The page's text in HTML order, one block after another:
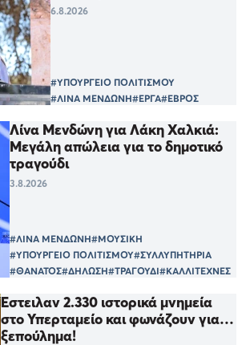
6.8.2026
#ΥΠΟΥΡΓΕΙΟ ΠΟΛΙΤΙΣΜΟΥ
#ΛΙΝΑ ΜΕΝΔΩΝΗ#ΕΡΓΑ#ΕΒΡΟΣ
Λίνα Μενδώνη για Λάκη Χαλκιά:
Μεγάλη απώλεια για το δημοτικό
τραγούδι
3.8.2026
#ΛΙΝΑ ΜΕΝΔΩΝΗ#ΜΟΥΣΙΚΗ
#ΥΠΟΥΡΓΕΙΟ ΠΟΛΙΤΙΣΜΟΥ#ΣΥΛΛΥΠΗΤΗΡΙΑ
#ΘΑΝΑΤΟΣ#ΔΗΛΩΣΗ#ΤΡΑΓΟΥΔΙ#ΚΑΛΛΙΤΕΧΝΕΣ
Έστειλαν 2.330 ιστορικά μνημεία
στο Υπερταμείο και φωνάζουν για…
ξεπούλημα!